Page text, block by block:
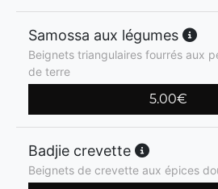
Samossa aux légumes
Beignets triangulaires fourrés aux
de terre
5.00€
Badjie crevette
Beignets de crevette aux épices